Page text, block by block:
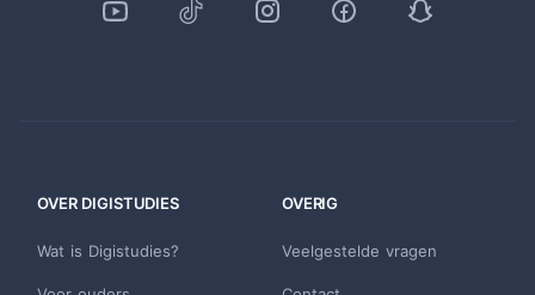
OVER DIGISTUDIES
Wat is Digistudies?
OVERIG
Veelgestelde vragen